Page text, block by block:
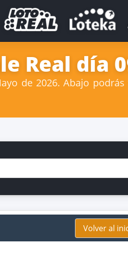
Real día
de 2026. Abajo
Volver al